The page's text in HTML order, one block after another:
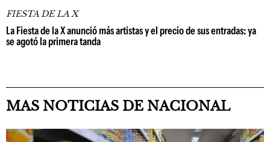
FIESTA DE LA X
La Fiesta de la X anunció más artistas y el precio de sus entradas: ya
se agotó la primera tanda
MAS NOTICIAS DE NACIONAL